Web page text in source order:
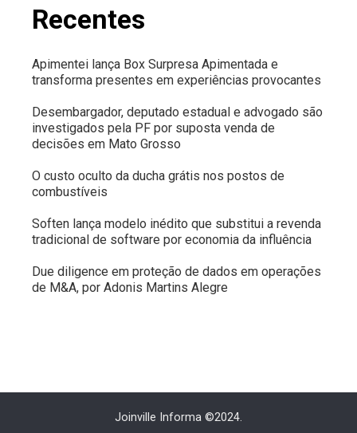
Recentes
Apimentei lança Box Surpresa Apimentada e
transforma presentes em experiências provocantes
Desembargador, deputado estadual e advogado são
investigados pela PF por suposta venda de
decisões em Mato Grosso
O custo oculto da ducha grátis nos postos de
combustíveis
Soften lança modelo inédito que substitui a revenda
tradicional de software por economia da influência
Due diligence em proteção de dados em operações
de M&A, por Adonis Martins Alegre
Joinville Informa ©2024.